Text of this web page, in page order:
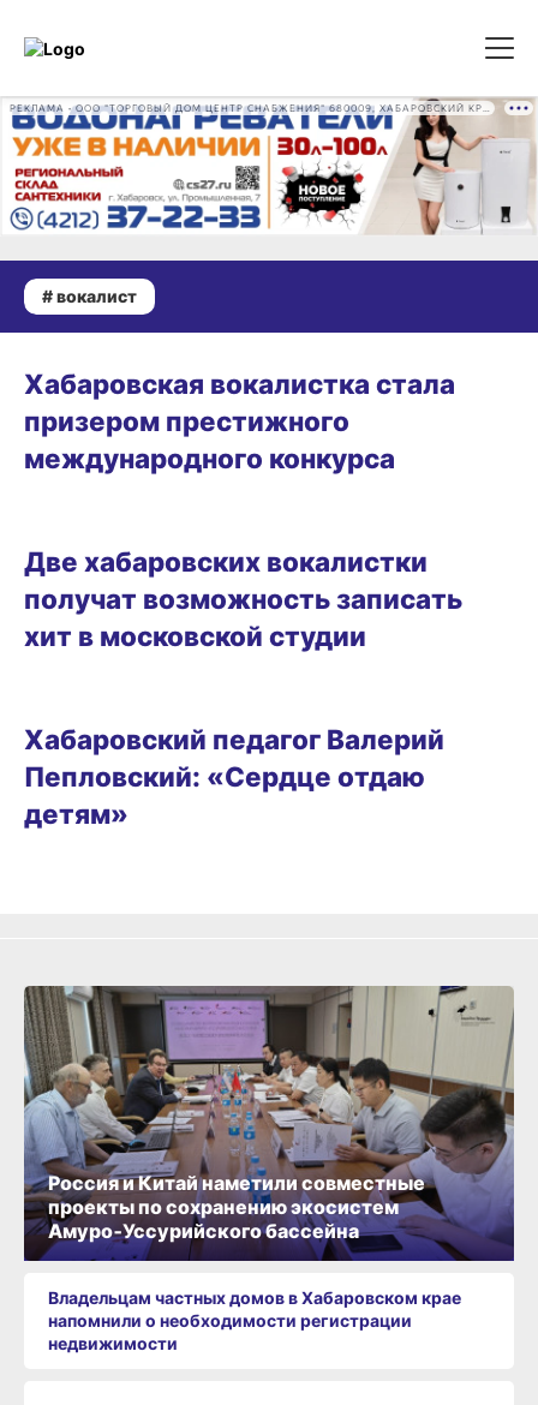
# вокалист
Хабаровская вокалистка стала
призером престижного
международного конкурса
Две хабаровских вокалистки
получат возможность записать
хит в московской студии
Хабаровский педагог Валерий
Пепловский: «Сердце отдаю
детям»
Россия и Китай наметили совместные
проекты по сохранению экосистем
Амуро‑Уссурийского бассейна
Владельцам частных домов в Хабаровском крае
напомнили о необходимости регистрации
недвижимости